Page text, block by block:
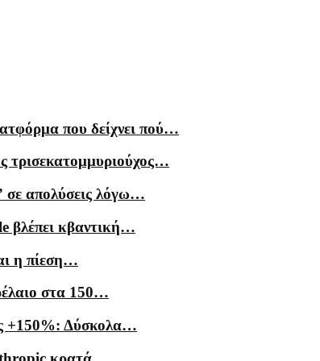
που δείχνει πού…
τρισεκατομμυριούχος…
σε απολύσεις λόγω…
βλέπει κβαντική…
η πίεση…
στα 150…
+150%: Δύσκολα…